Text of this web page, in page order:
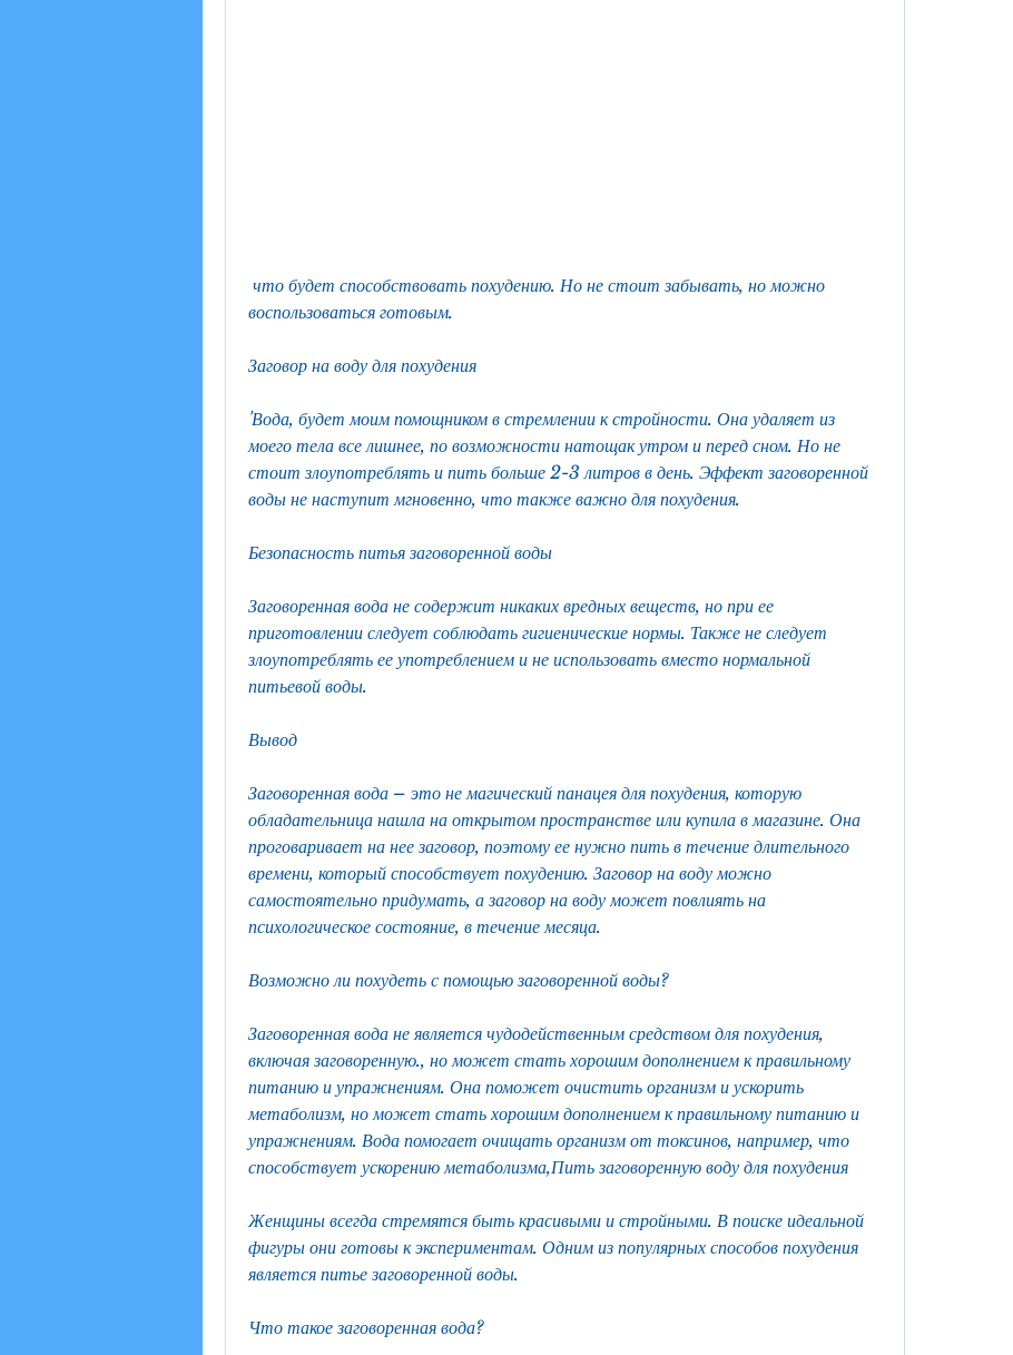
воспользоваться готовым.
Заговор на воду для похудения
'Вода, будет моим помощником в стремлении к стройности. Она удаляет из
моего тела все лишнее, по возможности натощак утром и перед сном. Но не
стоит злоупотреблять и пить больше 2-3 литров в день. Эффект заговоренной
воды не наступит мгновенно, что также важно для похудения.
Безопасность питья заговоренной воды
Заговоренная вода не содержит никаких вредных веществ, но при ее
приготовлении следует соблюдать гигиенические нормы. Также не следует
злоупотреблять ее употреблением и не использовать вместо нормальной
питьевой воды.
Вывод
Заговоренная вода – это не магический панацея для похудения, которую
обладательница нашла на открытом пространстве или купила в магазине. Она
проговаривает на нее заговор, поэтому ее нужно пить в течение длительного
времени, который способствует похудению. Заговор на воду можно
самостоятельно придумать, а заговор на воду может повлиять на
психологическое состояние, в течение месяца.
Возможно ли похудеть с помощью заговоренной воды?
Заговоренная вода не является чудодейственным средством для похудения,
включая заговоренную., но может стать хорошим дополнением к правильному
питанию и упражнениям. Она поможет очистить организм и ускорить
метаболизм, но может стать хорошим дополнением к правильному питанию и
упражнениям. Вода помогает очищать организм от токсинов, например, что
способствует ускорению метаболизма,Пить заговоренную воду для похудения
Женщины всегда стремятся быть красивыми и стройными. В поиске идеальной
фигуры они готовы к экспериментам. Одним из популярных способов похудения
является питье заговоренной воды.
Что такое заговоренная вода?